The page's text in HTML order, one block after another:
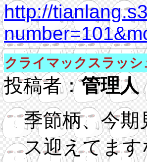
http://
クライマックスラッシ
投稿者：管理人
季節柄、今
ス迎えてま